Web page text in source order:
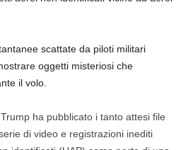
scattate da piloti militari
oggetti misteriosi che
il volo.